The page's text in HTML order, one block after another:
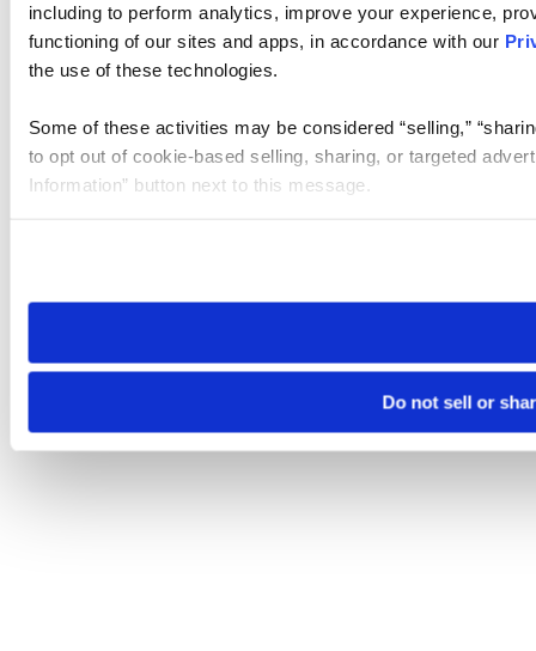
including to perform analytics, improve your experience,
functioning of our sites and apps, in accordance with our
the use of these technologies.
Some of these activities may be considered “selling,”
to opt out of cookie-based selling, sharing, or targeted
Information” button next to this message.
need to be set again.
Do not sell or